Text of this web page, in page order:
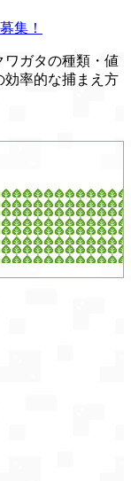
集！
ワガタの種類・値
効率的な捕まえ方